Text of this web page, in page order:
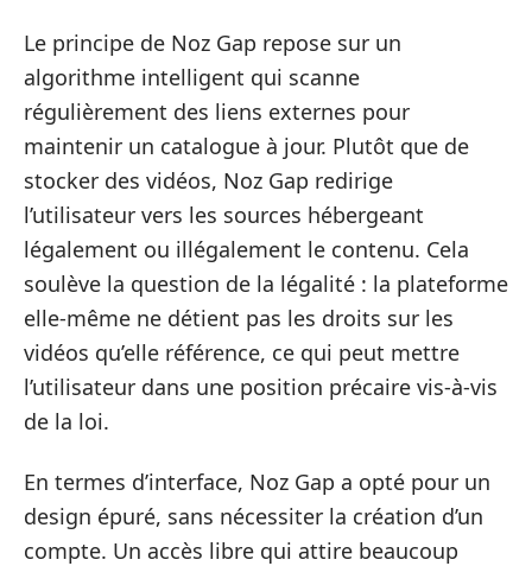
Le principe de Noz Gap repose sur un
algorithme intelligent qui scanne
régulièrement des liens externes pour
maintenir un catalogue à jour. Plutôt que de
stocker des vidéos, Noz Gap redirige
l’utilisateur vers les sources hébergeant
légalement ou illégalement le contenu. Cela
soulève la question de la légalité : la plateforme
elle-même ne détient pas les droits sur les
vidéos qu’elle référence, ce qui peut mettre
l’utilisateur dans une position précaire vis-à-vis
de la loi.
En termes d’interface, Noz Gap a opté pour un
design épuré, sans nécessiter la création d’un
compte. Un accès libre qui attire beaucoup